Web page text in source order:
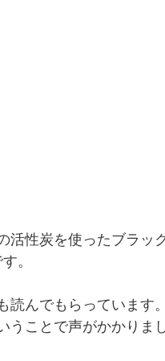
性炭を使ったブラッ
。
読んでもらっています
うことで声がかかりま